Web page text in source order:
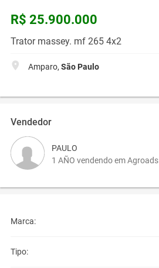
R$ 25.900.000
Trator massey. mf 265 4x2
Amparo, São Paulo
Vendedor
PAULO
1 AÑO vendendo em Agroads
Marca:
Tipo: